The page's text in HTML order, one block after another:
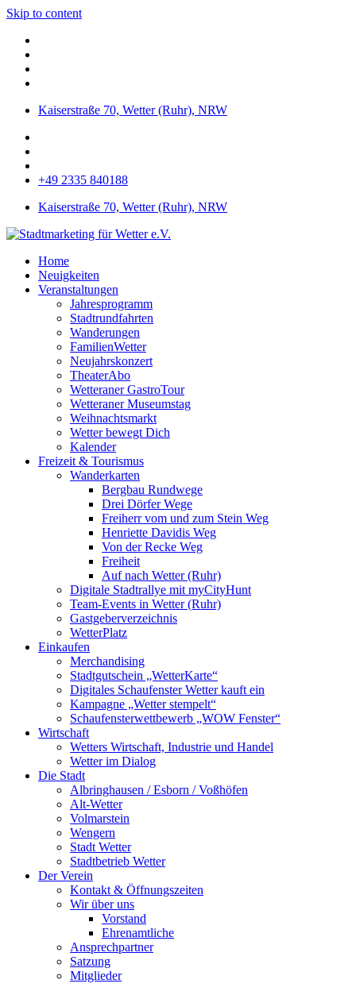
Skip to content
Kaiserstraße 70, Wetter (Ruhr), NRW
+49 2335 840188
Kaiserstraße 70, Wetter (Ruhr), NRW
Home
Neuigkeiten
Veranstaltungen
Jahresprogramm
Stadtrundfahrten
Wanderungen
FamilienWetter
Neujahrskonzert
TheaterAbo
Wetteraner GastroTour
Wetteraner Museumstag
Weihnachtsmarkt
Wetter bewegt Dich
Kalender
Freizeit & Tourismus
Wanderkarten
Bergbau Rundwege
Drei Dörfer Wege
Freiherr vom und zum Stein Weg
Henriette Davidis Weg
Von der Recke Weg
Freiheit
Auf nach Wetter (Ruhr)
Digitale Stadtrallye mit myCityHunt
Team-Events in Wetter (Ruhr)
Gastgeberverzeichnis
WetterPlatz
Einkaufen
Merchandising
Stadtgutschein „WetterKarte“
Digitales Schaufenster Wetter kauft ein
Kampagne „Wetter stempelt“
Schaufensterwettbewerb „WOW Fenster“
Wirtschaft
Wetters Wirtschaft, Industrie und Handel
Wetter im Dialog
Die Stadt
Albringhausen / Esborn / Voßhöfen
Alt-Wetter​
Volmarstein
Wengern
Stadt Wetter
Stadtbetrieb Wetter
Der Verein
Kontakt & Öffnungszeiten
Wir über uns
Vorstand
Ehrenamtliche
Ansprechpartner
Satzung
Mitglieder